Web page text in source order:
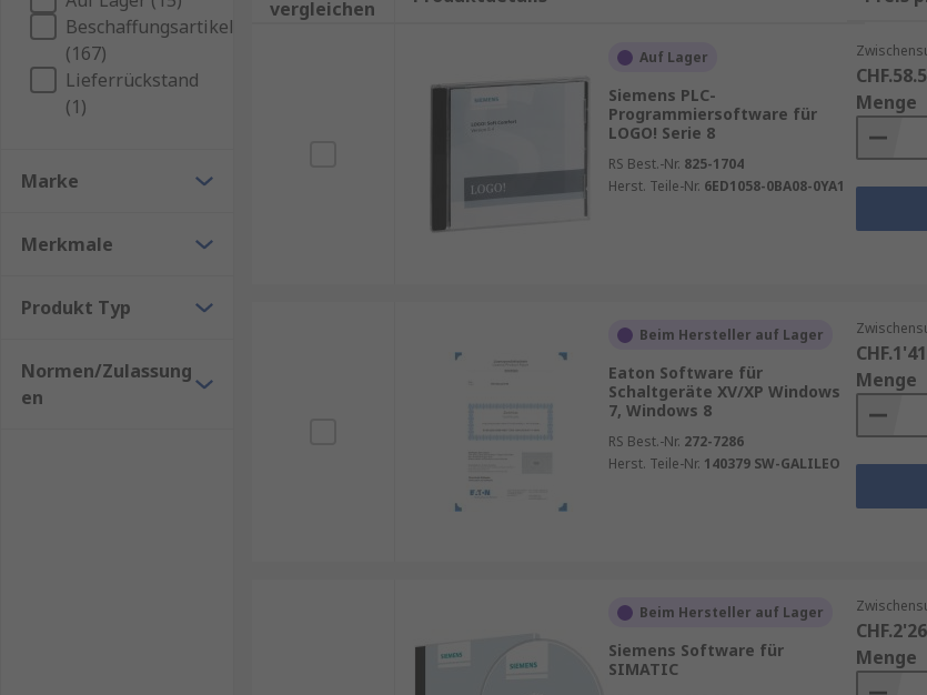
Beschaffungsartikel
(167)
Lieferrückstand
(1)
Marke
Merkmale
Produkt Typ
Normen/Zulassung
en
vergleichen
Auf Lager
Siemens PLC-
Programmiersoftware für
LOGO! Serie 8
RS Best.-Nr. 825-1704
Herst. Teile-Nr. 6ED1058-0BA08-0YA1
Menge
Beim Hersteller auf Lager
Eaton Software für
Schaltgeräte XV/XP Windows
7, Windows 8
RS Best.-Nr. 272-7286
Herst. Teile-Nr. 140379 SW-GALILEO
Menge
Beim Hersteller auf Lager
Siemens Software für
SIMATIC
Menge